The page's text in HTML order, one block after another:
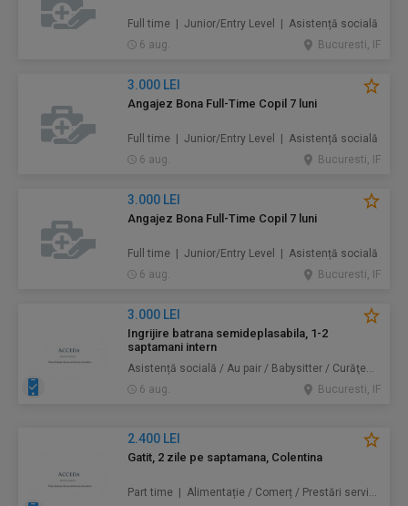
Full time | Junior/Entry Level | Asistență socială
6 aug.
Bucuresti, IF
3.000 LEI
Angajez Bona Full-Time Copil 7 luni
Full time | Junior/Entry Level | Asistență socială
6 aug.
Bucuresti, IF
3.000 LEI
Angajez Bona Full-Time Copil 7 luni
Full time | Junior/Entry Level | Asistență socială
6 aug.
Bucuresti, IF
3.000 LEI
Ingrijire batrana semideplasabila, 1-2
saptamani intern
Asistență socială / Au pair / Babysitter / Curăţenie / Prestări servicii
6 aug.
Bucuresti, IF
2.400 LEI
Gatit, 2 zile pe saptamana, Colentina
Part time | Alimentație / Comerț / Prestări servicii